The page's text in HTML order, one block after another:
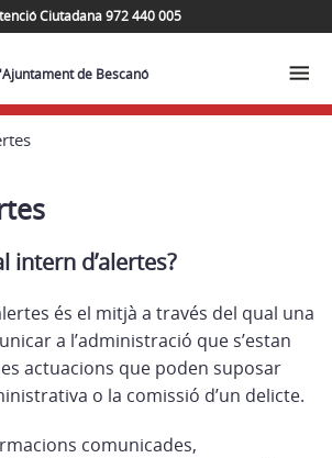
Ciutadana 972 440 005
de Bescanó
intern d’alertes?
és el mitjà a través del qual una
a l’administració que s’estan
actuacions que poden suposar
o la comissió d’un delicte.
comunicades,